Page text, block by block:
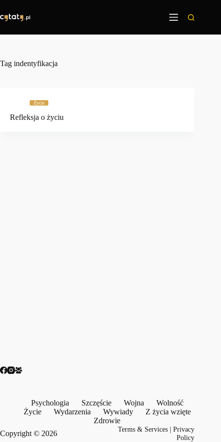
treści
Tag indentyfikacja
Życie
Refleksja o życiu
Psychologia Szczęście Wojna
Wolność
Życie
Wydarzenia Wywiady
Z życia wzięte
Zdrowie
Copyright © 2026
Terms & Services |Privacy
Policy